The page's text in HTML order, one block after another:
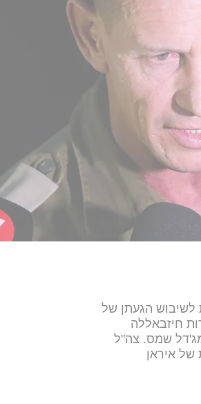
לשיבוש הגעתן של
חיזבאללה
מג'דל שמס. צה"ל
של איראן